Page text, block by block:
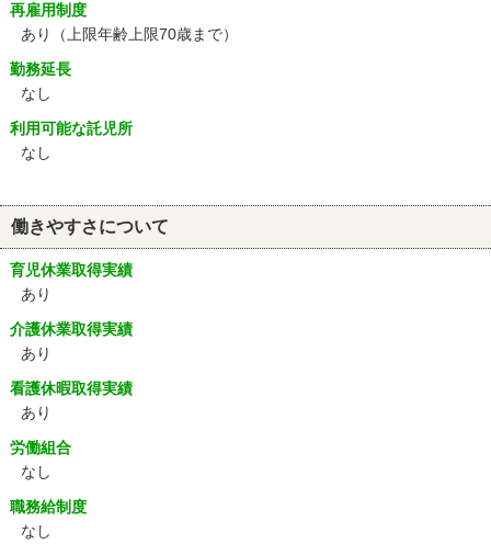
再雇用制度
あり
（上限年齢上限70歳まで）
勤務延長
なし
利用可能な託児所
なし
働きやすさについて
育児休業取得実績
あり
介護休業取得実績
あり
看護休暇取得実績
あり
労働組合
なし
職務給制度
なし